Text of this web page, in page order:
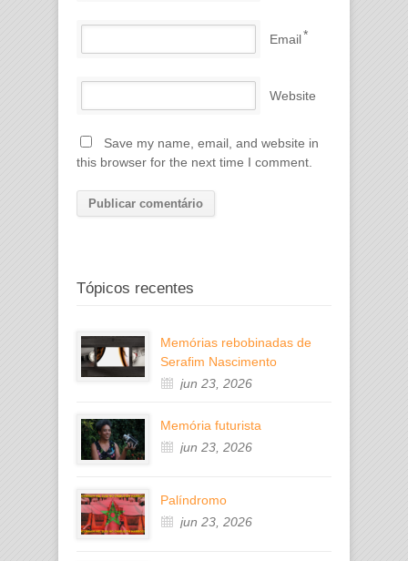
Email*
Website
Save my name, email, and website in
this browser for the next time I comment.
Tópicos recentes
Memórias rebobinadas de
Serafim Nascimento
jun 23, 2026
Memória futurista
jun 23, 2026
Palíndromo
jun 23, 2026